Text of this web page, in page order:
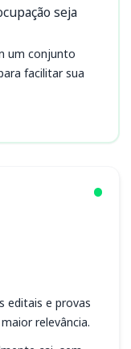
seja
um conjunto
facilitar sua
editais e provas
relevância.